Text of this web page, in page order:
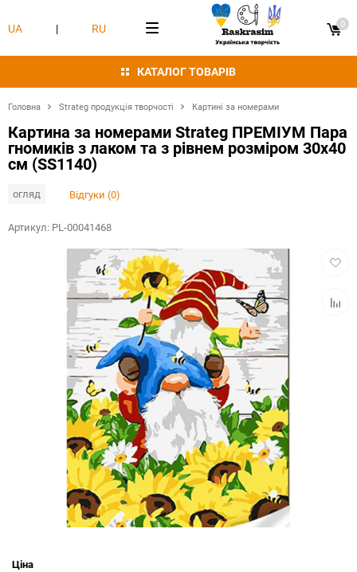
КАТАЛОГ ТОВАРІВ
UA | RU 0
Головна Strateg продукція творчості Картині за номерами
Картина за номерами Strateg ПРЕМІУМ Пара
гномиків з лаком та з рівнем розміром 30х40
см (SS1140)
огляд Відгуки (0)
Артикул: PL-00041468
Ціна